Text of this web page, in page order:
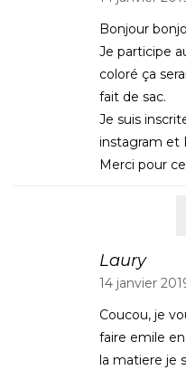
Bonjour
Je participe
coloré ça
fait de sac.
Je suis
instagram et
Merci pour
Laury
14 janvier
Coucou, je
faire emile
la matiere je